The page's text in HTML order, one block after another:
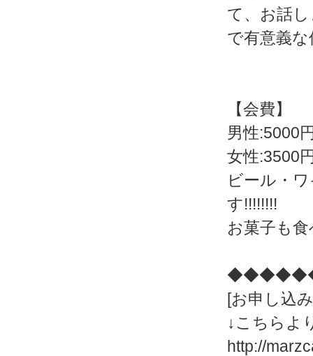
て、お話
で有意義
【会費】
男性:5000
女性:3500
ビール・
す!!!!!!!!
お菓子も食
[お申し込
↓こちらよ
http://